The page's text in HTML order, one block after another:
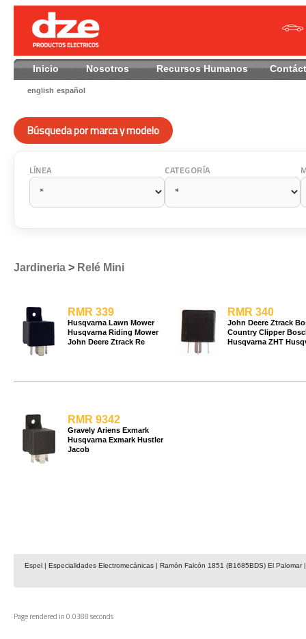
Inicio Nosotros Recursos Humanos
english español
Búsqueda por marca y modelo
LÍNEA CATEGORÍA
Jardineria> Relé Mini
RMR 339
Husqvarna Lawn Mower
Husqvarna Riding Mower
John Deere Ztrack Re
RMR 340
John Deere Ztrack
Country Clipper
Husqvarna ZHT
RMR 9342
Gravely Ariens Exmark
Husqvarna Exmark Hustler
Jacob
Espel | Especialidades Electromecánicas | Ramón Falcón 1851 (B1685BDS) El
Page rendered in 0.0388 seconds